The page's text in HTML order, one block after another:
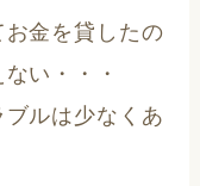
金を貸したの
い・・・
ルは少なくあ